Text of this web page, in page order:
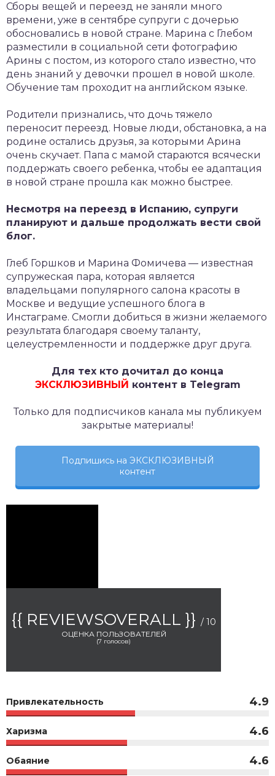
Сборы вещей и переезд не заняли много
времени, уже в сентябре супруги с дочерью
обосновались в новой стране. Марина с Глебом
разместили в социальной сети фотографию
Арины с постом, из которого стало известно, что
день знаний у девочки прошел в новой школе.
Обучение там проходит на английском языке.
Родители признались, что дочь тяжело
переносит переезд. Новые люди, обстановка, а на
родине остались друзья, за которыми Арина
очень скучает. Папа с мамой стараются всячески
поддержать своего ребенка, чтобы ее адаптация
в новой стране прошла как можно быстрее.
Несмотря на переезд в Испанию, супруги
планируют и дальше продолжать вести свой
блог.
Глеб Горшков и Марина Фомичева — известная
супружеская пара, которая является
владельцами популярного салона красоты в
Москве и ведущие успешного блога в
Инстаграме. Смогли добиться в жизни желаемого
результата благодаря своему таланту,
целеустремленности и поддержке друг друга.
Для тех кто дочитал до конца
ЭКСКЛЮЗИВНЫЙ контент в Telegram
Только для подписчиков канала мы публикуем
закрытые материалы!
Подпишись на ЭКСКЛЮЗИВНЫЙ
контент
{{ REVIEWSOVERALL }} / 10
ОЦЕНКА ПОЛЬЗОВАТЕЛЕЙ
(7 голосов)
Привлекательность 4.9
Харизма 4.6
Обаяние 4.6